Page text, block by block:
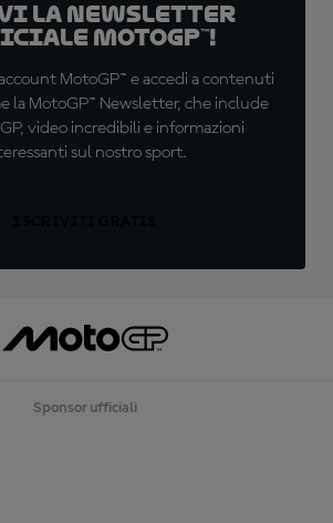
la newsletter
MotoGP™!
MotoGP™ e accedi a contenuti
la MotoGP™ Newsletter, che include
video incredibili e informazioni
sul nostro sport.
Sponsor ufficiali